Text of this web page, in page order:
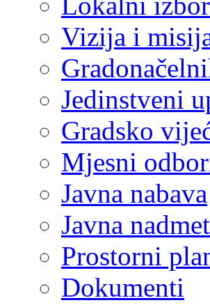
Vizija i
Jedinstveni
Gradsko
Mjesni
Javna nabava
Javna
Prostorni
Dokumenti